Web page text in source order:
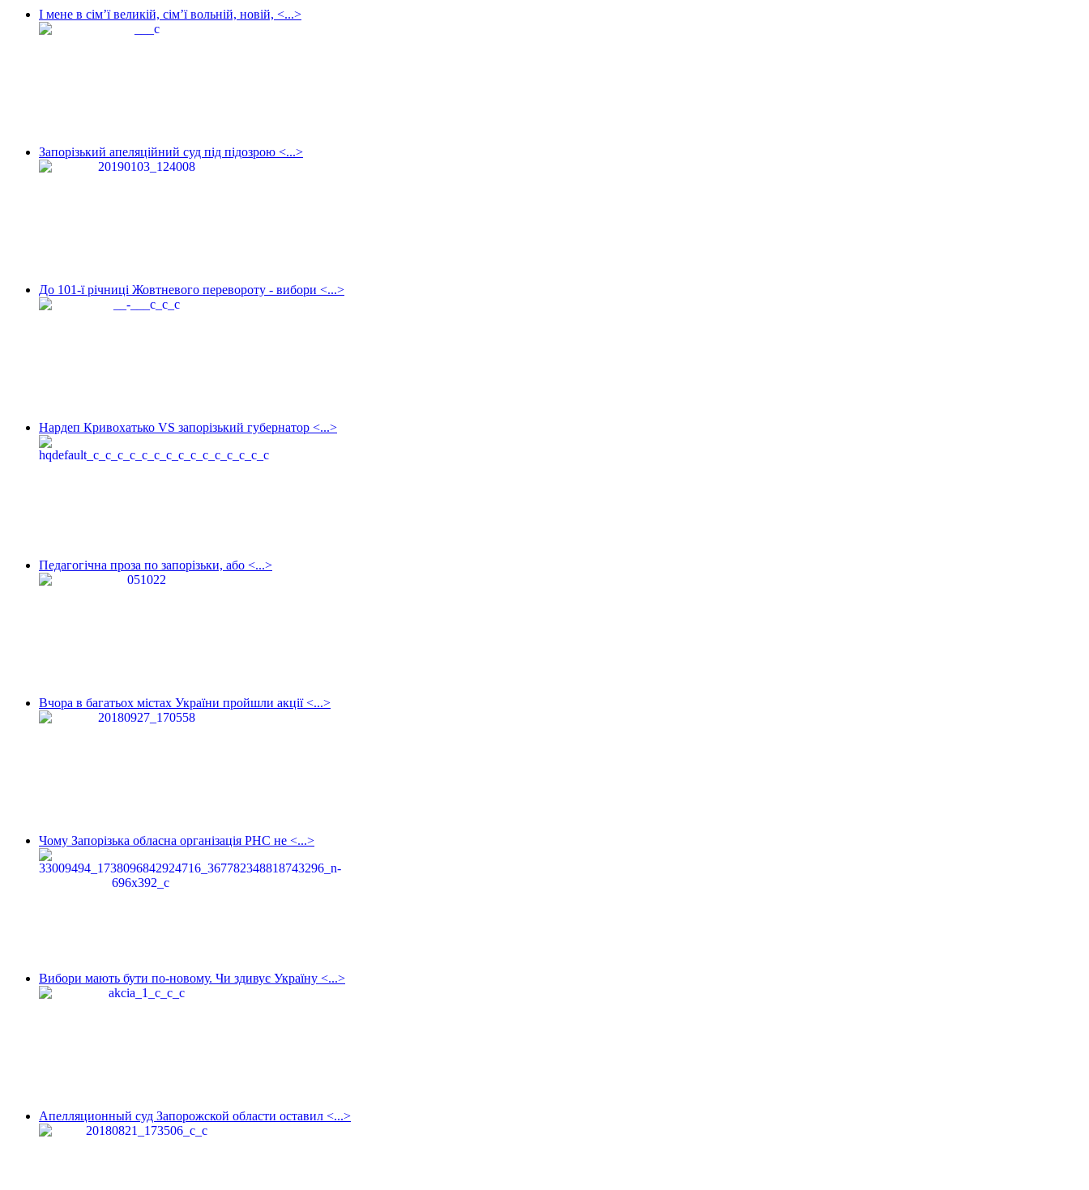
І мене в сім’ї великій, сім’ї вольній, новій, <...>
Запорізький апеляційний суд під підозрою <...>
До 101-ї річниці Жовтневого перевороту - вибори <...>
Нардеп Кривохатько VS запорізький губернатор <...>
Педагогічна проза по запорізьки, або <...>
Вчора в багатьох містах України пройшли акції <...>
Чому Запорізька обласна організація РНС не <...>
Вибори мають бути по-новому. Чи здивує Україну <...>
Апелляционный суд Запорожской области оставил <...>